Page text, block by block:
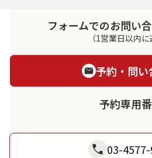
フォームでのお問い
（1営業日以内に
予約・問い
予約専用
03-